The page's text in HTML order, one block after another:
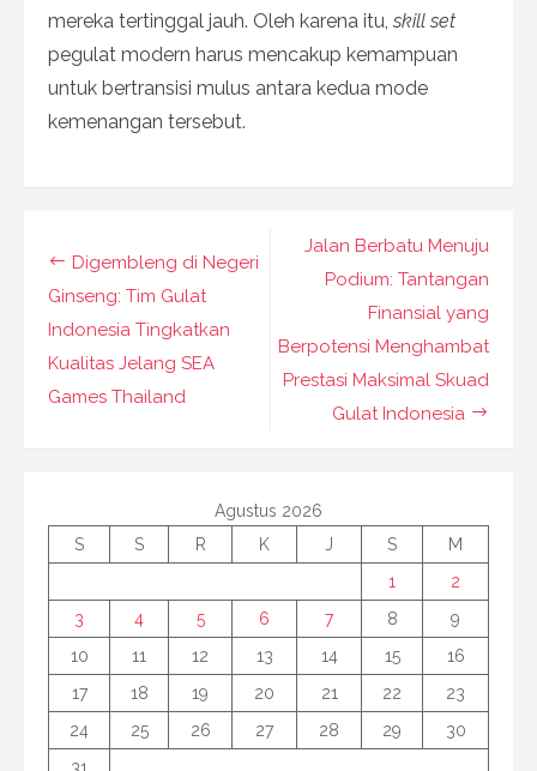
mereka tertinggal jauh. Oleh karena itu, skill set
pegulat modern harus mencakup kemampuan
untuk bertransisi mulus antara kedua mode
kemenangan tersebut.
Navigasi
pos
Jalan Berbatu Menuju
Podium: Tantangan
Finansial yang
Berpotensi Menghambat
Prestasi Maksimal Skuad
Gulat Indonesia
Digembleng di Negeri
Ginseng: Tim Gulat
Indonesia Tingkatkan
Kualitas Jelang SEA
Games Thailand
Agustus 2026
S
S R K J S
M
1
2
3
4 5 6 7 8
9
10
11 12 13 14 15
16
17
18 19 20 21 22
23
24
25 26 27 28 29
30
31